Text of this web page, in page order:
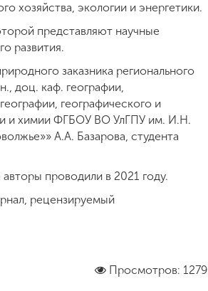
хозяйства, экологии и энергетики.
представляют научные
развития.
заказника регионального
доц. каф. географии,
географического и
и химии ФГБОУ ВО УлГПУ им. И.Н.
А.А. Базарова, студента
проводили в 2021 году.
рецензируемый
Просмотров: 1279